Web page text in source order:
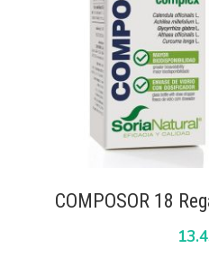
COMPOSOR 18